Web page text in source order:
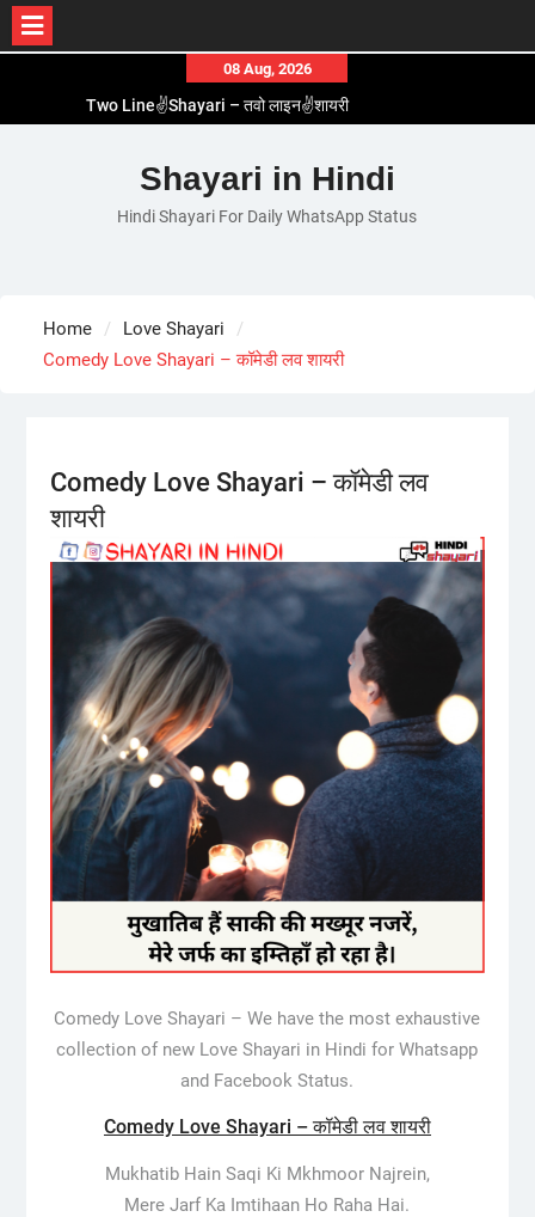
content
08 Aug, 2026
Two Line✌️Shayari – तवो लाइन✌️शायरी
Romantic Love😽Status – रोमांटिक लव😽स्टेटस
Love🥳Poetry In Hindi – लव🥳पोएट्री इन हिंदी
1 Line☝️Shayari In Hindi – १ लाइन☝️शायरी इन हिंदी
Shayari in Hindi
Hindi Shayari For Daily WhatsApp Status
Home
Love Shayari
Comedy Love Shayari – कॉमेडी लव शायरी
Comedy Love Shayari – कॉमेडी लव
शायरी
Comedy Love Shayari – We have the most exhaustive
collection of new Love Shayari in Hindi for Whatsapp
and Facebook Status.
Comedy Love Shayari – कॉमेडी लव शायरी
Mukhatib Hain Saqi Ki Mkhmoor Najrein,
Mere Jarf Ka Imtihaan Ho Raha Hai.